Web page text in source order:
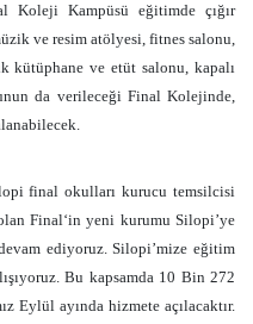
Koleji Kampüsü eğitimde çığır
ve resim atölyesi, fitnes salonu,
ve etüt salonu, kapalı
da verileceği Final Kolejinde,
final okulları kurucu temsilcisi
Final‘in yeni kurumu Silopi’ye
ediyoruz. Silopi’mize eğitim
Bu kapsamda 10 Bin 272
Eylül ayında hizmete açılacaktır.